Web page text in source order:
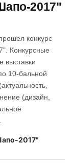
2017"
конкурс
Конкурсные
выставки
10-бальной
(дизайн,